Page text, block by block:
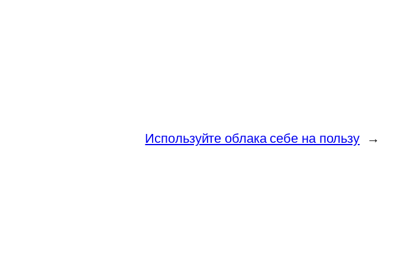
Используйте облака себе на пользу →